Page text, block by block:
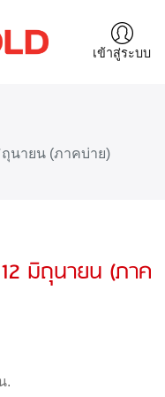
เข้าสู่ระบบ
นายน (ภาคบ่าย)
มิถุนายน (ภาค
.